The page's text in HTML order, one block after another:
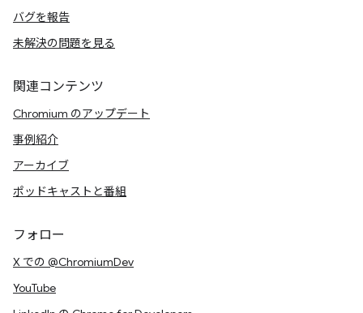
バグを報告
未解決の問題を見る
関連コンテンツ
Chromium のアップデート
事例紹介
アーカイブ
ポッドキャストと番組
フォロー
X での @ChromiumDev
YouTube